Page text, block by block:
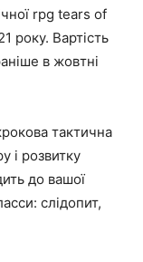
rpg tears of
року. Вартість
в жовтні
тактична
і розвитку
до вашої
слідопит,